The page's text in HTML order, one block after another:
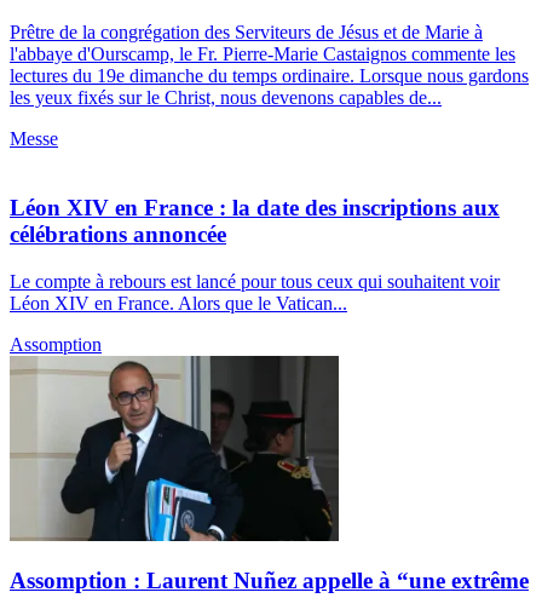
Prêtre de la congrégation des Serviteurs de Jésus et de Marie à
l'abbaye d'Ourscamp, le Fr. Pierre-Marie Castaignos commente les
lectures du 19e dimanche du temps ordinaire. Lorsque nous gardons
les yeux fixés sur le Christ, nous devenons capables de...
Messe
Léon XIV en France : la date des inscriptions aux
célébrations annoncée
Le compte à rebours est lancé pour tous ceux qui souhaitent voir
Léon XIV en France. Alors que le Vatican...
Assomption
Assomption : Laurent Nuñez appelle à “une extrême